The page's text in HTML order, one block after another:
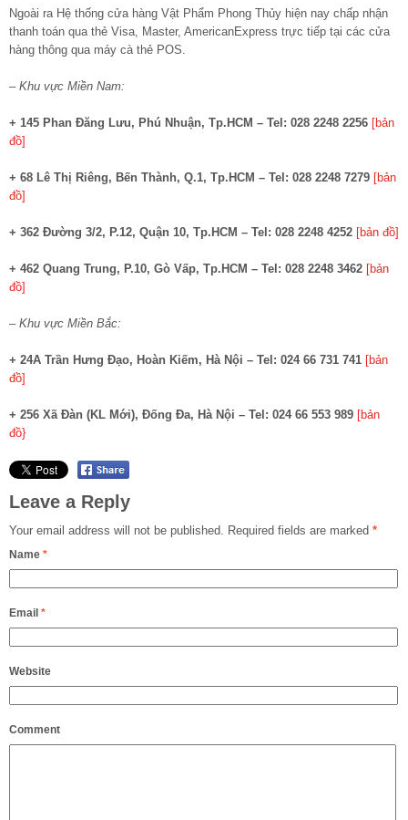
Ngoài ra Hệ thống cửa hàng Vật Phẩm Phong Thủy hiện nay chấp nhận
thanh toán qua thẻ Visa, Master, AmericanExpress trực tiếp tại các cửa
hàng thông qua máy cà thẻ POS.
– Khu vực Miền Nam:
+ 145 Phan Đăng Lưu, Phú Nhuận, Tp.HCM – Tel: 028 2248 2256 [bản
đồ]
+ 68 Lê Thị Riêng, Bến Thành, Q.1, Tp.HCM – Tel: 028 2248 7279 [bản
đồ]
+ 362 Đường 3/2, P.12, Quận 10, Tp.HCM – Tel: 028 2248 4252 [bản đồ]
+ 462 Quang Trung, P.10, Gò Vấp, Tp.HCM – Tel: 028 2248 3462 [bản
đồ]
– Khu vực Miền Bắc:
+ 24A Trần Hưng Đạo, Hoàn Kiếm, Hà Nội – Tel: 024 66 731 741 [bản
đồ]
+ 256 Xã Đàn (KL Mới), Đống Đa, Hà Nội – Tel: 024 66 553 989 [bản
đồ}
Leave a Reply
Your email address will not be published. Required fields are marked *
Name *
Email *
Website
Comment